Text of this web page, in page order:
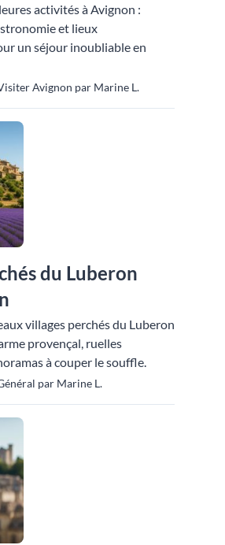
activités à Avignon :
et lieux
un séjour inoubliable en
Avignon par Marine L.
du Luberon
villages perchés du Luberon
provençal, ruelles
à couper le souffle.
par Marine L.